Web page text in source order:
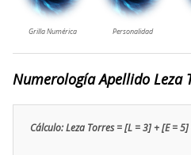
Numerología Apellido Leza
Cálculo: Leza Torres = [L = 3] + [E =